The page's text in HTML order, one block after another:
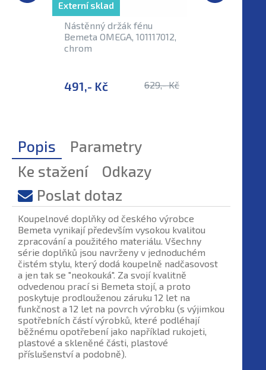
Nástěnný držák fénu
Bemeta OMEGA, 101117012,
chrom
491,- Kč 629,- Kč
Externí sklad Externí
Popis
Parametry
Ke stažení
Odkazy
Poslat dotaz
Koupelnové doplňky od českého výrobce
Bemeta vynikají především vysokou kvalitou
zpracování a použitého materiálu. Všechny
série doplňků jsou navrženy v jednoduchém
čistém stylu, který dodá koupelně nadčasovost
a jen tak se "neokouká". Za svojí kvalitně
odvedenou prací si Bemeta stojí, a proto
poskytuje prodlouženou záruku 12 let na
funkčnost a 12 let na povrch výrobku (s výjimkou
spotřebních částí výrobků, které podléhají
běžnému opotřebení jako například rukojeti,
plastové a skleněné části, plastové
příslušenství a podobně).